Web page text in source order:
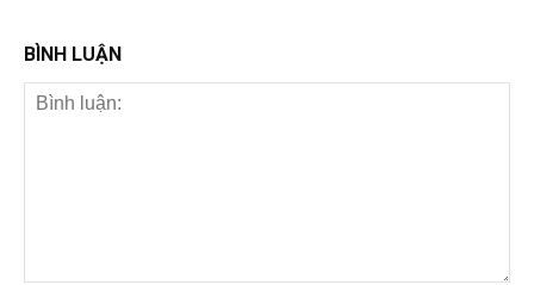
BÌNH LUẬN